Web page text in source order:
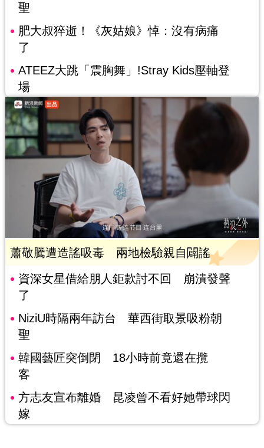
聖
肥大叔猝逝！《灰姑娘》悼：沒有病痛
了
ATEEZ大跳「震胸舞」!Stray Kids壓軸登
場
蕭敬騰遭造謠吸毒 兩地檢驗親自闢謠
資深女星借給朋人鉅款討不回 崩潰發聲
了
NiziU時隔兩年訪台 華西街取景吸粉朝
聖
韓國藝匠突倒閉 18小時前竟還在攬
客
方志友宣布離婚 昆凌曾不看好她帶球閃
嫁